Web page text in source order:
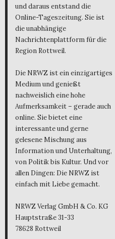
und daraus entstand die
Online-Tageszeitung. Sie ist
die unabhängige
Nachrichtenplattform für die
Region Rottweil.
Die NRWZ ist ein einzigartiges
Medium und genießt
nachweislich eine hohe
Aufmerksamkeit – gerade auch
online. Sie bietet eine
interessante und gerne
gelesene Mischung aus
Information und Unterhaltung,
von Politik bis Kultur. Und vor
allen Dingen: Die NRWZ ist
einfach mit Liebe gemacht.
NRWZ Verlag GmbH & Co. KG
Hauptstraße 31-33
78628 Rottweil